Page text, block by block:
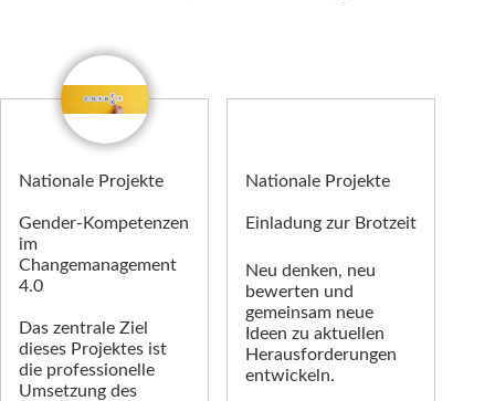
Nationale Projekte
Gender-Kompetenzen
im
Changemanagement
4.0
Das zentrale Ziel
dieses Projektes ist
die professionelle
Umsetzung des
Nationale Projekte
Einladung zur Brotzeit
Neu denken, neu
bewerten und
gemeinsam neue
Ideen zu aktuellen
Herausforderungen
entwickeln.